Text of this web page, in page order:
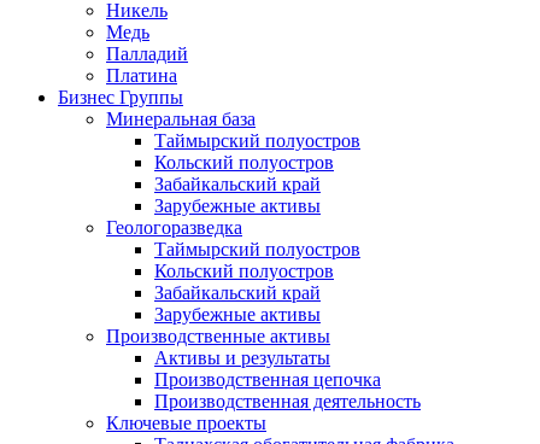
Никель
Медь
Палладий
Платина
Бизнес Группы
Минеральная база
Таймырский полуостров
Кольский полуостров
Забайкальский край
Зарубежные активы
Геологоразведка
Таймырский полуостров
Кольский полуостров
Забайкальский край
Зарубежные активы
Производственные активы
Активы и результаты
Производственная цепочка
Производственная деятельность
Ключевые проекты